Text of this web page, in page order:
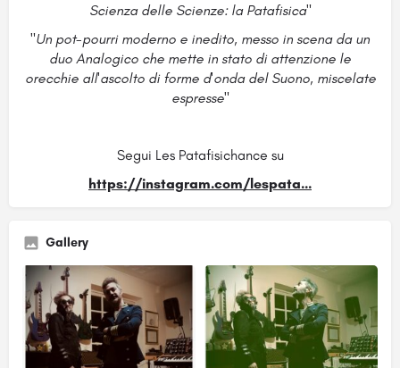
Scienza delle Scienze: la Patafisica"
"Un pot-pourri moderno e inedito, messo in scena da un
duo Analogico che mette in stato di attenzione le
orecchie all'ascolto di forme d'onda del Suono, miscelate
espresse"
Segui Les Patafisichance su
https://instagram.com/lespata...
Gallery